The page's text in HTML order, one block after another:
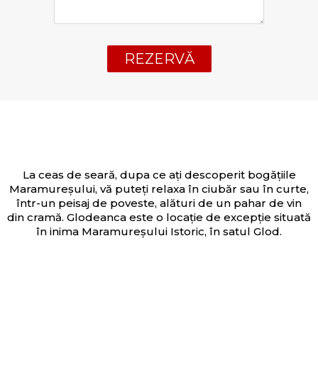
REZERVĂ
La ceas de seară, dupa ce ați descoperit bogățiile
Maramureșului, vă puteți relaxa în ciubăr sau în curte,
într-un peisaj de poveste, alături de un pahar de vin
din cramă. Glodeanca este o locație de excepție situată
în inima Maramureșului Istoric, în satul Glod.